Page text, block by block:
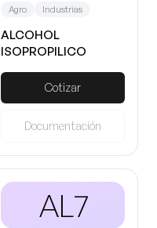
Agro Industrias
ALCOHOL
ISOPROPILICO
Cotizar
Documentación
AL7